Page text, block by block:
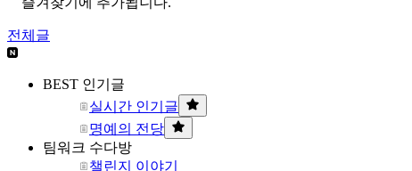
전체글
BEST 인기글
실시간 인기글
명예의 전당
팀워크 수다방
챌린지 이야기